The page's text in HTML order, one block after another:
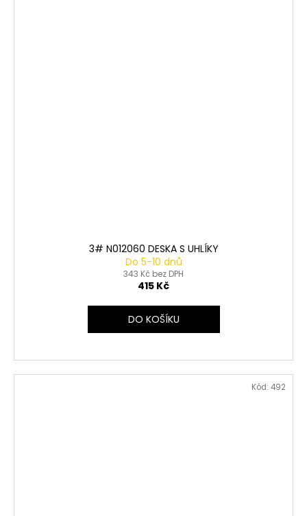
3# N012060 DESKA S UHLÍKY
Do 5-10 dnů
343 Kč bez DPH
415 Kč
DO KOŠÍKU
Kód: 492